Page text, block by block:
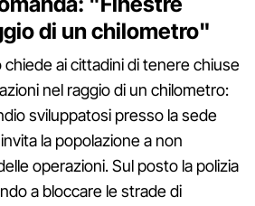
di un chilometro"
chiede ai cittadini di tenere chiuse
nel raggio di un chilometro:
sviluppatosi presso la sede
la popolazione a non
operazioni. Sul posto la polizia
a bloccare le strade di